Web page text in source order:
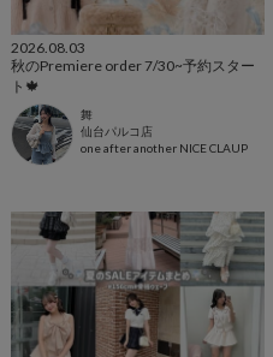
2026.08.03
秋のPremiere order 7/30~予約スター
ト🍁
舞
仙台パルコ店
one after another NICE CLAUP